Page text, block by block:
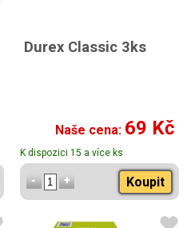
Durex Classic 3ks
Naše cena: 69 Kč
K dispozici 15 a více ks
Koupit